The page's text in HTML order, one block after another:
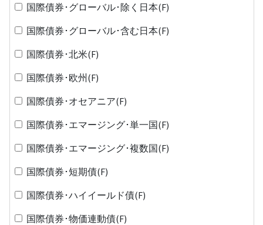
国際債券･グローバル･除く日本(F)
国際債券･グローバル･含む日本(F)
国際債券･北米(F)
国際債券･欧州(F)
国際債券･オセアニア(F)
国際債券･エマージング･単一国(F)
国際債券･エマージング･複数国(F)
国際債券･短期債(F)
国際債券･ハイイールド債(F)
国際債券･物価連動債(F)